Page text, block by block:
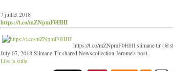
7 juillet 2018
https://t.co/mZNpmF0HHI
https://t.co/mZNpmF0HHI slimane tir
July 07, 2018 Slimane Tir shared Newscollection Jerome's post.
Lire la suite